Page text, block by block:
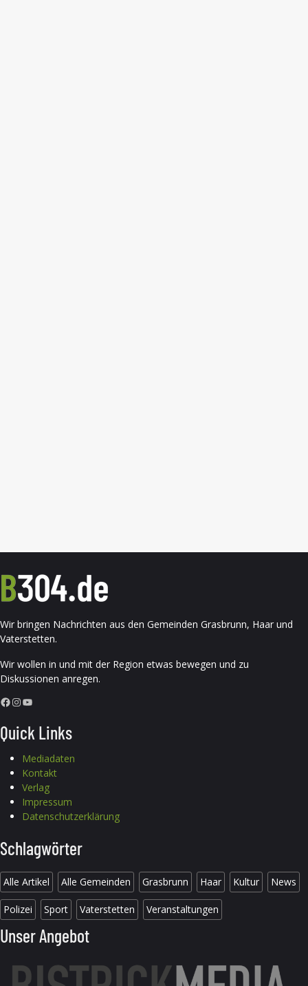
Wir bringen Nachrichten aus den Gemeinden Grasbrunn, Haar und
Vaterstetten.
Wir wollen in und mit der Region etwas bewegen und zu
Diskussionen anregen.
Facebook InstagramYouTube
Quick Links
Mediadaten
Kontakt
Verlag
Impressum
Datenschutzerklärung
Schlagwörter
Alle Artikel Alle Gemeinden Grasbrunn Haar Kultur News
Polizei Sport Vaterstetten Veranstaltungen
Unser Angebot